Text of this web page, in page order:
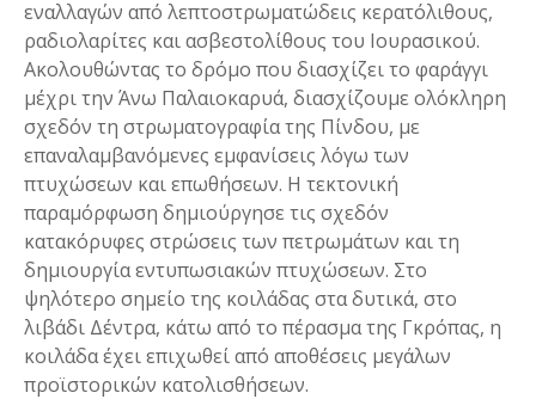
εναλλαγών από λεπτοστρωματώδεις κερατόλιθους,
ραδιολαρίτες και ασβεστολίθους του Ιουρασικού.
Ακολουθώντας το δρόμο που διασχίζει το φαράγγι
μέχρι την Άνω Παλαιοκαρυά, διασχίζουμε ολόκληρη
σχεδόν τη στρωματογραφία της Πίνδου, με
επαναλαμβανόμενες εμφανίσεις λόγω των
πτυχώσεων και επωθήσεων. Η τεκτονική
παραμόρφωση δημιούργησε τις σχεδόν
κατακόρυφες στρώσεις των πετρωμάτων και τη
δημιουργία εντυπωσιακών πτυχώσεων. Στο
ψηλότερο σημείο της κοιλάδας στα δυτικά, στο
λιβάδι Δέντρα, κάτω από το πέρασμα της Γκρόπας, η
κοιλάδα έχει επιχωθεί από αποθέσεις μεγάλων
προϊστορικών κατολισθήσεων.